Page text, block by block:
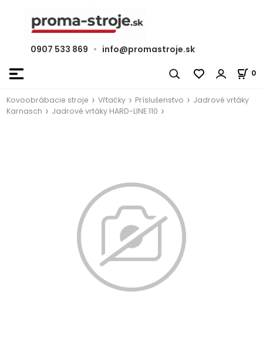
0907 533 869 • info@promastroje.sk
0
Kovoobrábacie stroje Vŕtačky Príslušenstvo
Jadrové vrtáky
Karnasch
Jadrové vrtáky HARD-LINE 110